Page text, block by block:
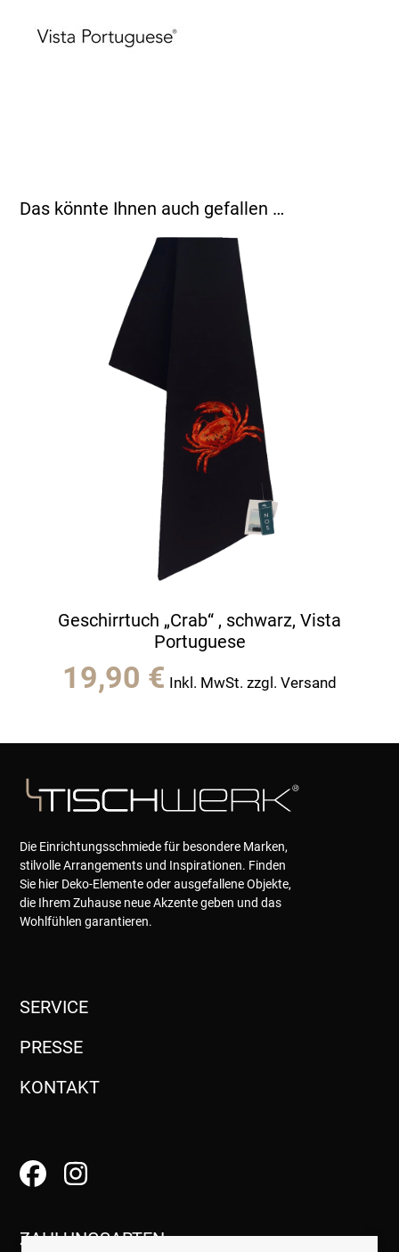
Das könnte Ihnen auch gefallen …
Geschirrtuch „Crab“ , schwarz, Vista
Portuguese
19,90 € Inkl. MwSt. zzgl. Versand
Die Einrichtungsschmiede für besondere Marken,
stilvolle Arrangements und Inspirationen. Finden
Sie hier Deko-Elemente oder ausgefallene Objekte,
die Ihrem Zuhause neue Akzente geben und das
Wohlfühlen garantieren.
SERVICE
PRESSE
KONTAKT
ZAHLUNGSARTEN